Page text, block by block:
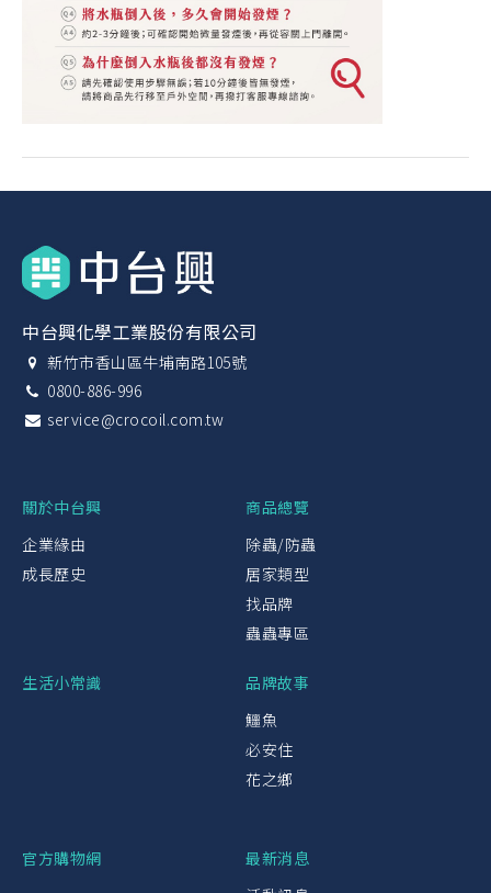
中台興化學工業股份有限公司
新竹市香山區牛埔南路105號
0800-886-996
service@crocoil.com.tw
關於中台興
企業緣由
成長歷史
商品總覽
除蟲/防蟲
居家類型
找品牌
蟲蟲專區
生活小常識
品牌故事
鱷魚
必安住
花之鄉
官方購物網
最新消息